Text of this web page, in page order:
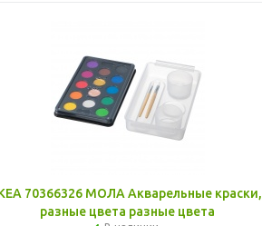
70366326 МОЛА Акварельные краски,
разные цвета разные цвета